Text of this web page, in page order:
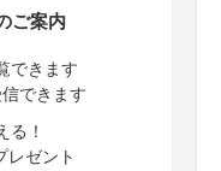
ご案内
できます
できます
る！
レゼント